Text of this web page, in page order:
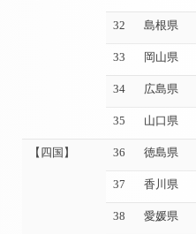
32 島根県
33 岡山県
34 広島県
35 山口県
【四国】 36 徳島県
37 香川県
38 愛媛県